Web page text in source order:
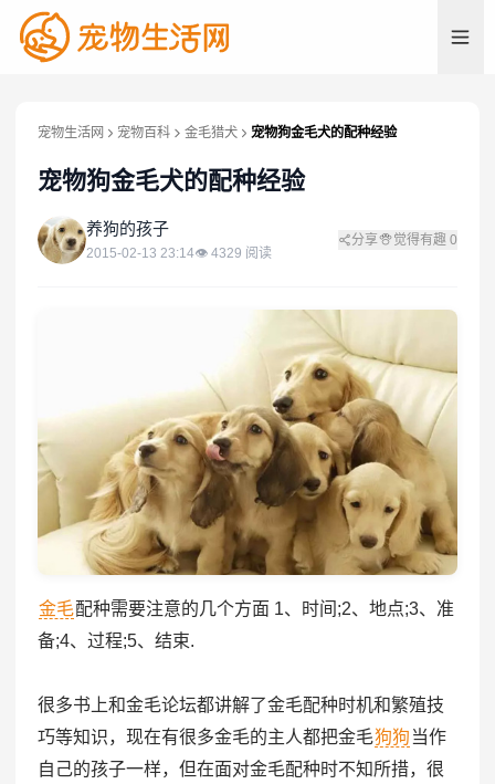
宠物生活网 宠物百科 金毛猎犬 宠物狗金毛犬的配种经验
宠物狗金毛犬的配种经验
养 养狗的孩子
2015-02-13 23:14👁 4329 阅读
分享 觉得有趣 0
金毛配种需要注意的几个方面 1、时间;2、地点;3、准
备;4、过程;5、结束.
很多书上和金毛论坛都讲解了金毛配种时机和繁殖技
巧等知识，现在有很多金毛的主人都把金毛狗狗 当作
自己的孩子一样，但在面对金毛配种时不知所措，很